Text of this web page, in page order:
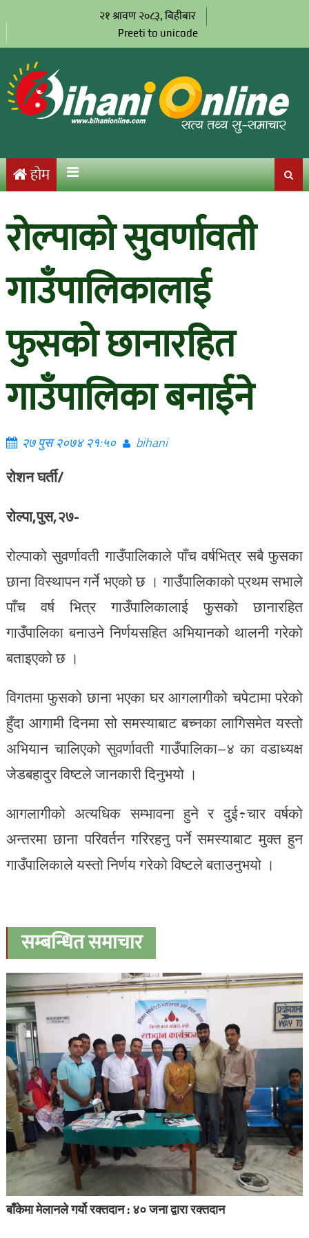
२१ श्रावण २०८३, बिहीबार
Preeti to unicode
होम
रोल्पाको सुवर्णावती
गाउँपालिकालाई
फुसको छानारहित
गाउँपालिका बनाईने
२७ पुस २०७४ २१:५० bihani
रोशन घर्ती/
रोल्पा,पुस,२७-
रोल्पाको सुवर्णावती गाउँपालिकाले पाँच वर्षभित्र सबै फुसका
छाना विस्थापन गर्ने भएको छ । गाउँपालिकाको प्रथम सभाले
पाँच वर्ष भित्र गाउँपालिकालाई फुसको छानारहित
गाउँपालिका बनाउने निर्णयसहित अभियानको थालनी गरेको
बताइएको छ ।
विगतमा फुसको छाना भएका घर आगलागीको चपेटामा परेको
हुँदा आगामी दिनमा सो समस्याबाट बच्नका लागिसमेत यस्तो
अभियान चालिएको सुवर्णावती गाउँपालिका–४ का वडाध्यक्ष
जेडबहादुर विष्टले जानकारी दिनुभयो ।
आगलागीको अत्यधिक सम्भावना हुने र दुई÷चार वर्षको
अन्तरमा छाना परिवर्तन गरिरहनु पर्ने समस्याबाट मुक्त हुन
गाउँपालिकाले यस्तो निर्णय गरेको विष्टले बताउनुभयो ।
सम्बन्धित समाचार
बाँकेमा मेलानले गर्यो रक्तदान : ४० जना द्वारा रक्तदान